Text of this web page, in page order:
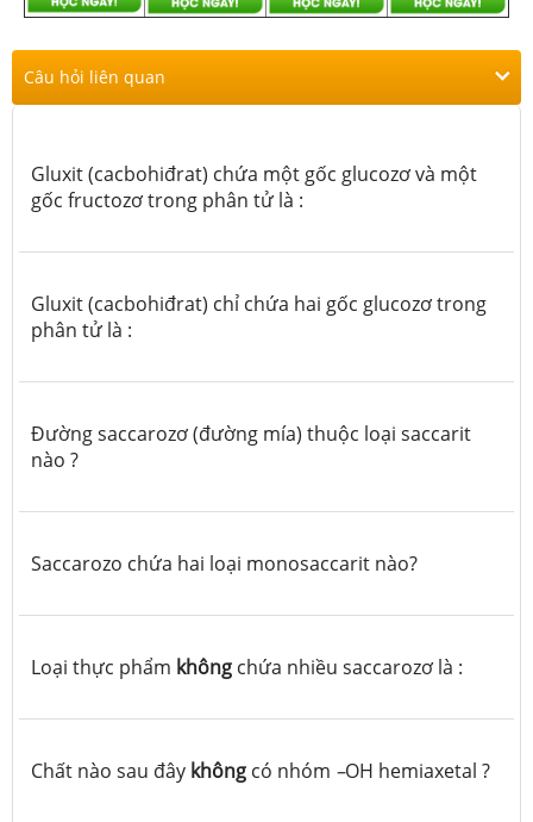
Câu hỏi liên quan
Gluxit (cacbohiđrat) chứa một gốc glucozơ và một
gốc fructozơ trong phân tử là :
Gluxit (cacbohiđrat) chỉ chứa hai gốc glucozơ trong
phân tử là :
Đường saccarozơ (đường mía) thuộc loại saccarit
nào ?
Saccarozo chứa hai loại monosaccarit nào?
Loại thực phẩm không chứa nhiều saccarozơ là :
Chất nào sau đây không có nhóm –OH hemiaxetal ?